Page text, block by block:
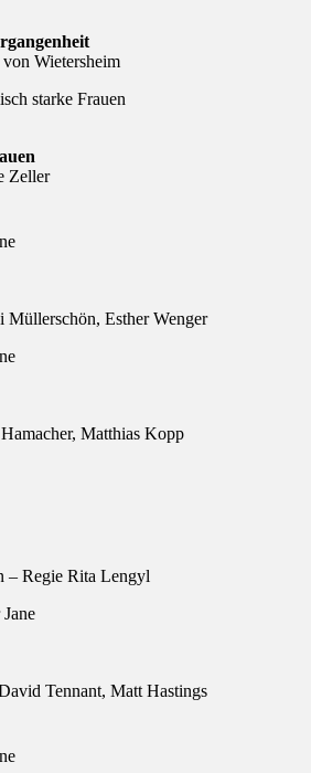
Wietersheim
Zeller
Esther Wenger
Matthias Kopp
Regie Rita Lengyl
Tennant, Matt Hastings